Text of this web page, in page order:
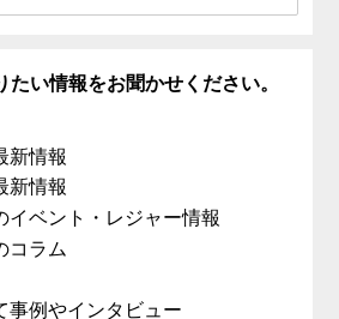
たい情報をお聞かせください。
新情報
新情報
イベント・レジャー情報
コラム
事例やインタビュー